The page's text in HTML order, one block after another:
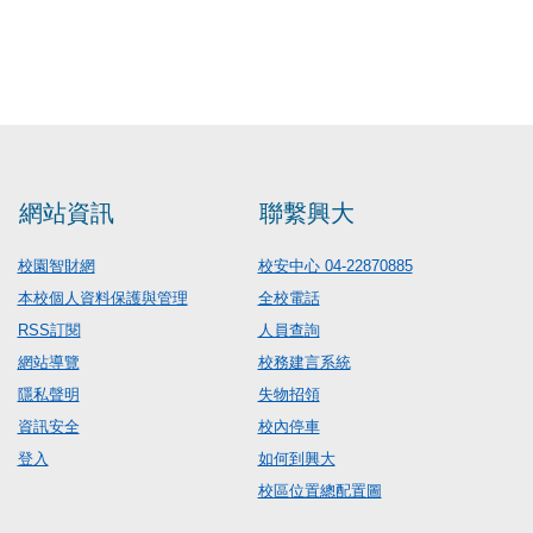
網站資訊
校園智財網
本校個人資料保護與管理
RSS訂閱
網站導覽
隱私聲明
資訊安全
登入
聯繫興大
校安中心 04-22870885
全校電話
人員查詢
校務建言系統
失物招領
校內停車
如何到興大
校區位置總配置圖